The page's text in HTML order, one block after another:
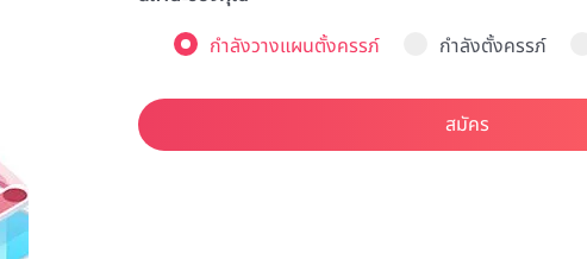
กำลังวางแผนตั้งครรภ์
กำลังตั้งครรภ์
สมัคร